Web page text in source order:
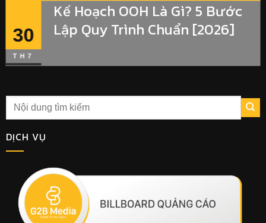
30
TH7
Kế Hoạch OOH Là Gì? 5 Bước
Lập Quy Trình Chuẩn [2026]
DỊCH VỤ